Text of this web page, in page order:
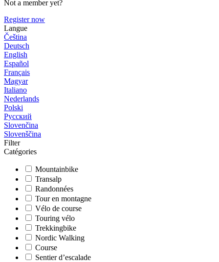
Not a member yet?
Register now
Langue
Čeština
Deutsch
English
Español
Français
Magyar
Italiano
Nederlands
Polski
Русский
Slovenčina
Slovenščina
Filter
Catégories
Mountainbike
Transalp
Randonnées
Tour en montagne
Vélo de course
Touring vélo
Trekkingbike
Nordic Walking
Course
Sentier d’escalade